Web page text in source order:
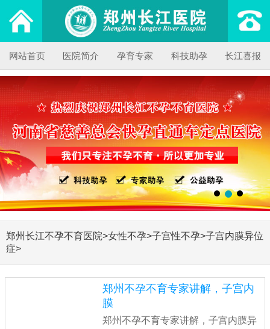
网站首页 医院简介 孕育专家 科技助孕 长江喜报
郑州长江不孕不育医院>女性不孕>子宫性不孕>子宫内膜异位
症>
郑州不孕不育专家讲解，子宫内
膜
郑州不孕不育专家讲解，子宫内膜异